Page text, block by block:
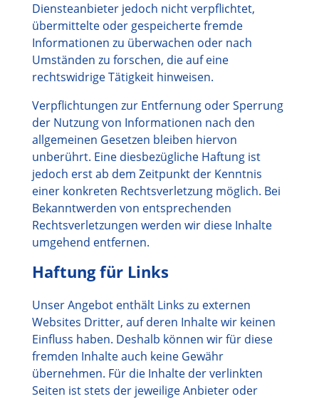
Diensteanbieter jedoch nicht verpflichtet,
übermittelte oder gespeicherte fremde
Informationen zu überwachen oder nach
Umständen zu forschen, die auf eine
rechtswidrige Tätigkeit hinweisen.
Verpflichtungen zur Entfernung oder Sperrung
der Nutzung von Informationen nach den
allgemeinen Gesetzen bleiben hiervon
unberührt. Eine diesbezügliche Haftung ist
jedoch erst ab dem Zeitpunkt der Kenntnis
einer konkreten Rechtsverletzung möglich. Bei
Bekanntwerden von entsprechenden
Rechtsverletzungen werden wir diese Inhalte
umgehend entfernen.
Haftung für Links
Unser Angebot enthält Links zu externen
Websites Dritter, auf deren Inhalte wir keinen
Einfluss haben. Deshalb können wir für diese
fremden Inhalte auch keine Gewähr
übernehmen. Für die Inhalte der verlinkten
Seiten ist stets der jeweilige Anbieter oder